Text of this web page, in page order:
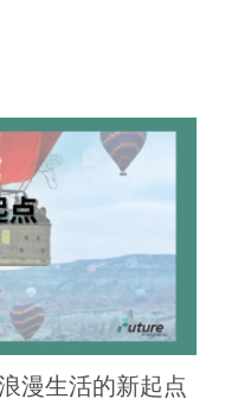
漫生活的新起点